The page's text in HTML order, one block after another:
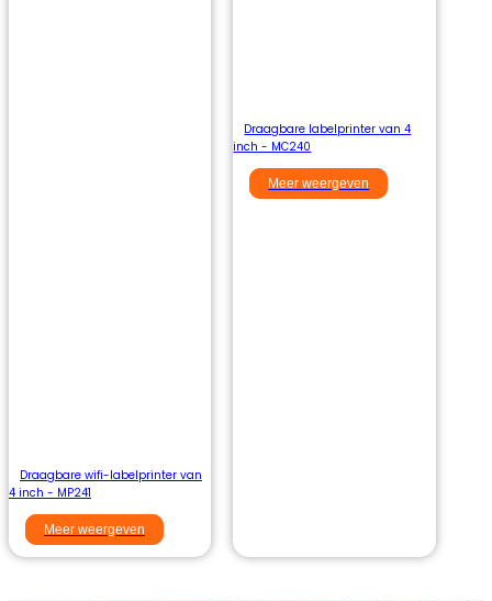
Draagbare wifi-labelprinter van
4 inch - MP241
Meer weergeven
Draagbare labelprinter van 4
inch - MC240
Meer weergeven